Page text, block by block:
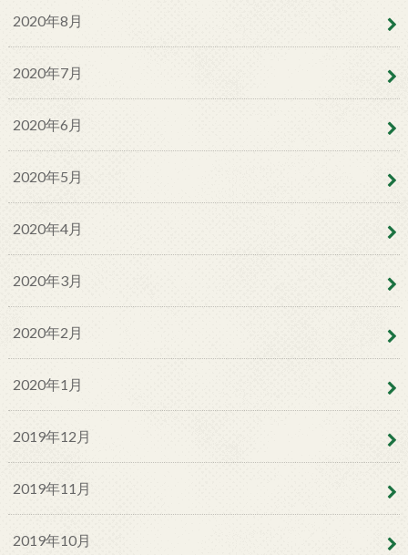
2020年8月
2020年7月
2020年6月
2020年5月
2020年4月
2020年3月
2020年2月
2020年1月
2019年12月
2019年11月
2019年10月